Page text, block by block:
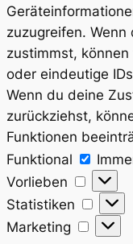
zuzugreifen. Wenn
zustimmst,
oder eindeutige
Wenn du deine
zurückziehst,
Funktionen
Funktional
Vorlieben
Statistiken
Marketing